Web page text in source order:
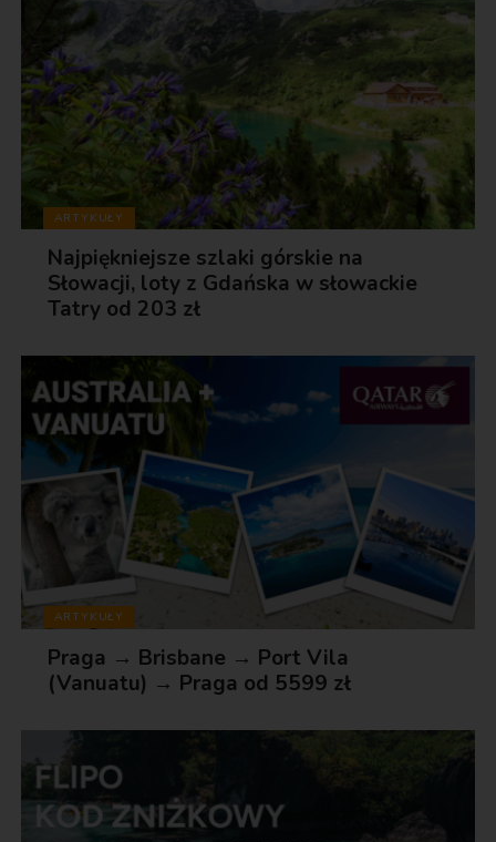
ARTYKUŁY
Najpiękniejsze szlaki górskie na
Słowacji, loty z Gdańska w słowackie
Tatry od 203 zł
ARTYKUŁY
Praga → Brisbane → Port Vila
(Vanuatu) → Praga od 5599 zł